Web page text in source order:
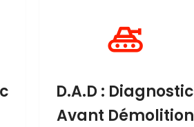
D.A.D : Diagnostic
Avant Démolition